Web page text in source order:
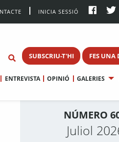
INICIA SESSIÓ
SUBSCRIU-T'HI FES UNA
ENTREVISTA OPINIÓ GALERIES
NÚMERO
Juliol